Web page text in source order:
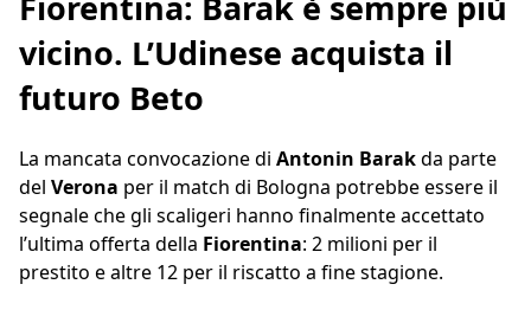
vicino. L’Udinese acquista il
futuro Beto
La mancata convocazione di Antonin Barakda parte
del Verona per il match di Bologna potrebbe essere il
segnale che gli scaligeri hanno finalmente accettato
l’ultima offerta della Fiorentina: 2 milioni per il
prestito e altre 12 per il riscatto a fine stagione.